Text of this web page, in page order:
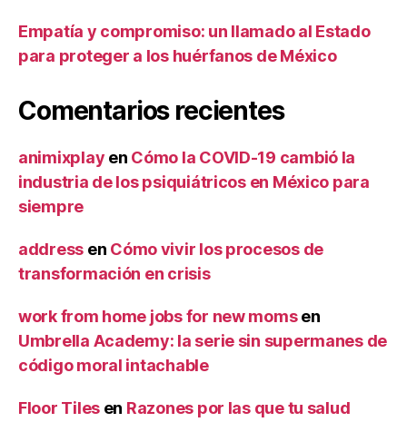
Empatía y compromiso: un llamado al Estado
para proteger a los huérfanos de México
Comentarios recientes
animixplay en Cómo la COVID-19 cambió la
industria de los psiquiátricos en México para
siempre
address en Cómo vivir los procesos de
transformación en crisis
work from home jobs for new momsen
Umbrella Academy: la serie sin supermanes de
código moral intachable
Floor Tiles en Razones por las que tu salud